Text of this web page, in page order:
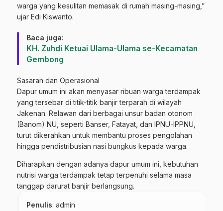
warga yang kesulitan memasak di rumah masing-masing,”
ujar Edi Kiswanto.
Baca juga:
KH. Zuhdi Ketuai Ulama-Ulama se-Kecamatan
Gembong
Sasaran dan Operasional
Dapur umum ini akan menyasar ribuan warga terdampak
yang tersebar di titik-titik banjir terparah di wilayah
Jakenan. Relawan dari berbagai unsur badan otonom
(Banom) NU, seperti Banser, Fatayat, dan IPNU-IPPNU,
turut dikerahkan untuk membantu proses pengolahan
hingga pendistribusian nasi bungkus kepada warga.
Diharapkan dengan adanya dapur umum ini, kebutuhan
nutrisi warga terdampak tetap terpenuhi selama masa
tanggap darurat banjir berlangsung.
Penulis: admin